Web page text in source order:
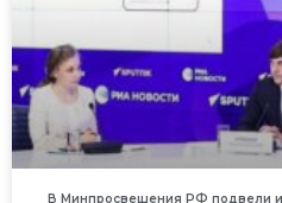
В Минпросвещения РФ подвели